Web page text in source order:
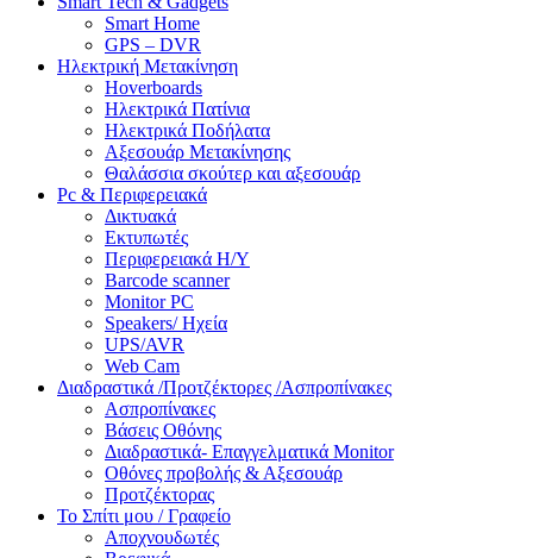
Smart Home
GPS – DVR
Ηλεκτρική Μετακίνηση
Hoverboards
Ηλεκτρικά Πατίνια
Ηλεκτρικά Ποδήλατα
Αξεσουάρ Μετακίνησης
Θαλάσσια σκούτερ και αξεσουάρ
Pc & Περιφερειακά
Δικτυακά
Εκτυπωτές
Περιφερειακά Η/Υ
Barcode scanner
Monitor PC
Speakers/ Ηχεία
UPS/AVR
Web Cam
Διαδραστικά /Προτζέκτορες /Ασπροπίνακες
Ασπροπίνακες
Βάσεις Οθόνης
Διαδραστικά- Επαγγελματικά Monitor
Οθόνες προβολής & Αξεσουάρ
Προτζέκτορας
Το Σπίτι μου / Γραφείο
Αποχνουδωτές